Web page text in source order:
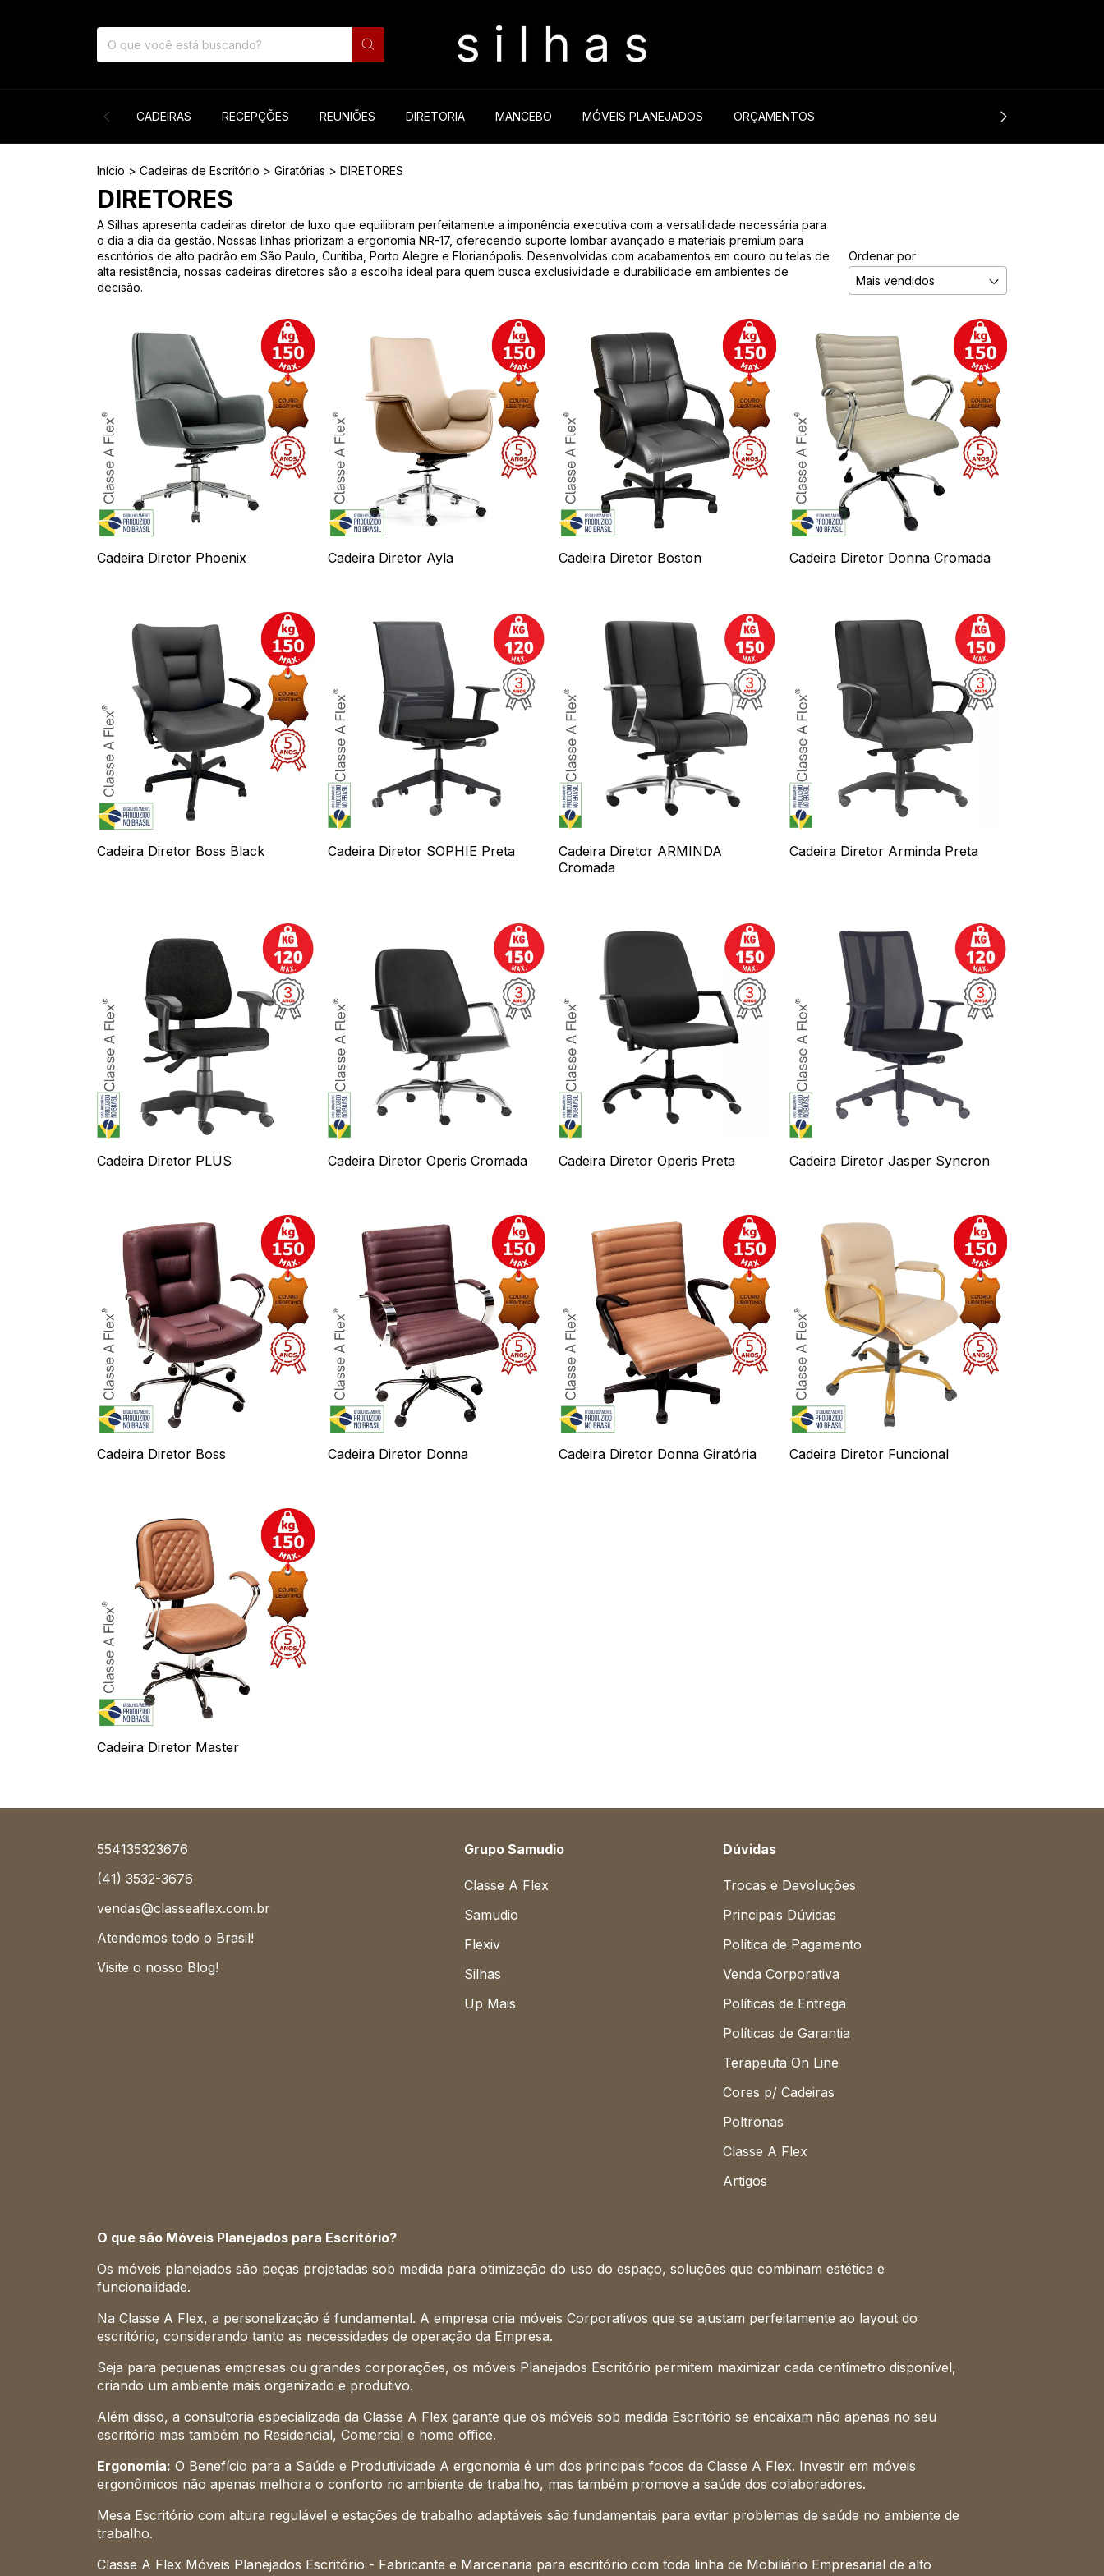
CADEIRAS RECEPÇÕES REUNIÕES DIRETORIA MANCEBO MÓVEIS PLANEJADOS ORÇAMENTOS
Início > Cadeiras de Escritório > Giratórias > DIRETORES
DIRETORES
A Silhas apresenta cadeiras diretor de luxo que equilibram perfeitamente a imponência executiva com a versatilidade necessária para
o dia a dia da gestão. Nossas linhas priorizam a ergonomia NR-17, oferecendo suporte lombar avançado e materiais premium para
escritórios de alto padrão em São Paulo, Curitiba, Porto Alegre e Florianópolis. Desenvolvidas com acabamentos em couro ou telas de
alta resistência, nossas cadeiras diretores são a escolha ideal para quem busca exclusividade e durabilidade em ambientes de
decisão.
Ordenar por
Cadeira Diretor Phoenix Cadeira Diretor Ayla Cadeira Diretor Boston Cadeira Diretor Donna Cromada
Cadeira Diretor Boss Black Cadeira Diretor SOPHIE Preta
Cadeira Diretor ARMINDA
Cromada
Cadeira Diretor Arminda Preta
Cadeira Diretor PLUS Cadeira Diretor Operis Cromada Cadeira Diretor Operis Preta Cadeira Diretor Jasper Syncron
Cadeira Diretor Boss Cadeira Diretor Donna Cadeira Diretor Donna Giratória Cadeira Diretor Funcional
Cadeira Diretor Master
554135323676
(41) 3532-3676
vendas@classeaflex.com.br
Atendemos todo o Brasil!
Visite o nosso Blog!
Grupo Samudio
Classe A Flex
Samudio
Flexiv
Silhas
Up Mais
Dúvidas
Trocas e Devoluções
Principais Dúvidas
Política de Pagamento
Venda Corporativa
Políticas de Entrega
Políticas de Garantia
Terapeuta On Line
Cores p/ Cadeiras
Poltronas
Classe A Flex
Artigos
O que são Móveis Planejados para Escritório?
Os móveis planejados são peças projetadas sob medida para otimização do uso do espaço, soluções que combinam estética e
funcionalidade.
Na Classe A Flex, a personalização é fundamental. A empresa cria móveis Corporativos que se ajustam perfeitamente ao layout do
escritório, considerando tanto as necessidades de operação da Empresa.
Seja para pequenas empresas ou grandes corporações, os móveis Planejados Escritório permitem maximizar cada centímetro disponível,
criando um ambiente mais organizado e produtivo.
Além disso, a consultoria especializada da Classe A Flex garante que os móveis sob medida Escritório se encaixam não apenas no seu
escritório mas também no Residencial, Comercial e home office.
Ergonomia: O Benefício para a Saúde e Produtividade A ergonomia é um dos principais focos da Classe A Flex. Investir em móveis
ergonômicos não apenas melhora o conforto no ambiente de trabalho, mas também promove a saúde dos colaboradores.
Mesa Escritório com altura regulável e estações de trabalho adaptáveis são fundamentais para evitar problemas de saúde no ambiente de
trabalho.
Classe A Flex Móveis Planejados Escritório - Fabricante e Marcenaria para escritório com toda linha de Mobiliário Empresarial de alto